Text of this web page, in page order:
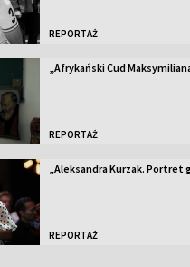
REPORTAŻ
„Afrykański Cud
REPORTAŻ
„Aleksandra Kurzak. Portret
REPORTAŻ